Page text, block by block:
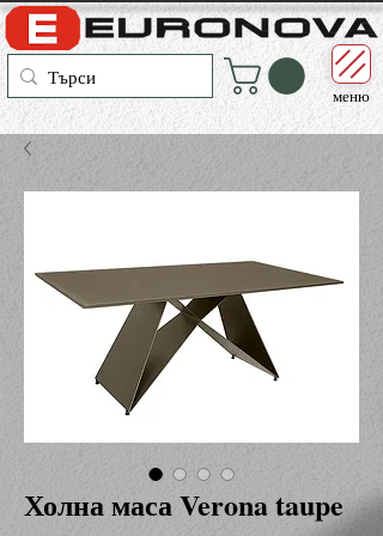
меню
Холна маса Verona taupe